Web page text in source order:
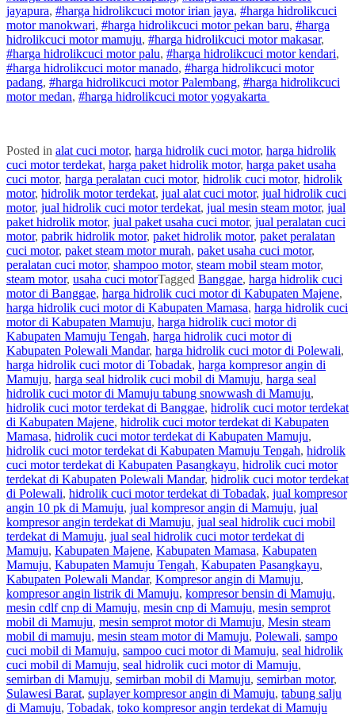
jayapura, #harga hidrolikcuci motoririan jaya, #harga hidrolikcuci
motormanokwari, #harga hidrolikcuci motorpekan baru, #harga
hidrolikcuci motormamuju, #harga hidrolikcuci motormakasar,
#harga hidrolikcuci motorpalu, #harga hidrolikcuci motorkendari,
#harga hidrolikcuci motormanado, #harga hidrolikcuci motor
padang, #harga hidrolikcuci motorPalembang, #harga hidrolikcuci
motormedan, #harga hidrolikcuci motoryogyakarta
Posted in alat cuci motor, harga hidrolik cuci motor, harga hidrolik
cuci motor terdekat, harga paket hidrolik motor, harga paket usaha
cuci motor, harga peralatan cuci motor, hidrolik cuci motor, hidrolik
motor, hidrolik motor terdekat, jual alat cuci motor, jual hidrolik cuci
motor, jual hidrolik cuci motor terdekat, jual mesin steam motor, jual
paket hidrolik motor, jual paket usaha cuci motor, jual peralatan cuci
motor, pabrik hidrolik motor, paket hidrolik motor, paket peralatan
cuci motor, paket steam motor murah, paket usaha cuci motor,
peralatan cuci motor, shampoo motor, steam mobil steam motor,
steam motor, usaha cuci motorTagged Banggae, harga hidrolik cuci
motor di Banggae, harga hidrolik cuci motor di Kabupaten Majene,
harga hidrolik cuci motor di Kabupaten Mamasa, harga hidrolik cuci
motor di Kabupaten Mamuju, harga hidrolik cuci motor di
Kabupaten Mamuju Tengah, harga hidrolik cuci motor di
Kabupaten Polewali Mandar, harga hidrolik cuci motor di Polewali,
harga hidrolik cuci motor di Tobadak, harga kompresor angin di
Mamuju, harga seal hidrolik cuci mobil di Mamuju, harga seal
hidrolik cuci motor di Mamuju tabung snowwash di Mamuju,
hidrolik cuci motor terdekat di Banggae, hidrolik cuci motor terdekat
di Kabupaten Majene, hidrolik cuci motor terdekat di Kabupaten
Mamasa, hidrolik cuci motor terdekat di Kabupaten Mamuju,
hidrolik cuci motor terdekat di Kabupaten Mamuju Tengah, hidrolik
cuci motor terdekat di Kabupaten Pasangkayu, hidrolik cuci motor
terdekat di Kabupaten Polewali Mandar, hidrolik cuci motor terdekat
di Polewali, hidrolik cuci motor terdekat di Tobadak, jual kompresor
angin 10 pk di Mamuju, jual kompresor angin di Mamuju, jual
kompresor angin terdekat di Mamuju, jual seal hidrolik cuci mobil
terdekat di Mamuju, jual seal hidrolik cuci motor terdekat di
Mamuju, Kabupaten Majene, Kabupaten Mamasa, Kabupaten
Mamuju, Kabupaten Mamuju Tengah, Kabupaten Pasangkayu,
Kabupaten Polewali Mandar, Kompresor angin di Mamuju,
kompresor angin listrik di Mamuju, kompresor bensin di Mamuju,
mesin cdlf cnp di Mamuju, mesin cnp di Mamuju, mesin semprot
mobil di Mamuju, mesin semprot motor di Mamuju, Mesin steam
mobil di mamuju, mesin steam motor di Mamuju, Polewali, sampo
cuci mobil di Mamuju, sampoo cuci motor di Mamuju, seal hidrolik
cuci mobil di Mamuju, seal hidrolik cuci motor di Mamuju,
semirban di Mamuju, semirban mobil di Mamuju, semirban motor,
Sulawesi Barat, suplayer kompresor angin di Mamuju, tabung salju
di Mamuju, Tobadak, toko kompresor angin terdekat di Mamuju